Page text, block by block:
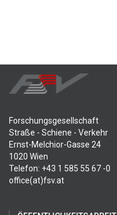
Forschungsgesellschaft
Straße - Schiene - Verkehr
Ernst-Melchior-Gasse 24
1020 Wien
Telefon: +43 1 585 55 67 -0
office(at)fsv.at